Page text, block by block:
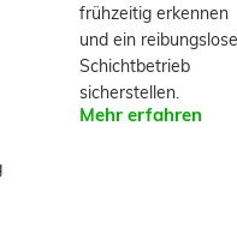
frühzeitig erkennen
und ein
Schichtbetrieb
sicherstellen.
Mehr erfahren